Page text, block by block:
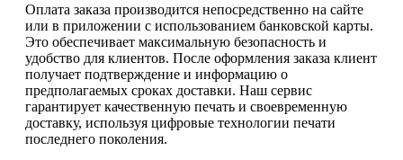
Оплата заказа производится непосредственно на сайте
или в приложении с использованием банковской карты.
Это обеспечивает максимальную безопасность и
удобство для клиентов. После оформления заказа клиент
получает подтверждение и информацию о
предполагаемых сроках доставки. Наш сервис
гарантирует качественную печать и своевременную
доставку, используя цифровые технологии печати
последнего поколения.